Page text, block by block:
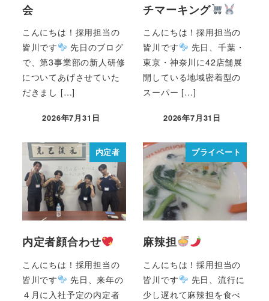
会
こんにちは！採用担当の
皆川です
先日のブログ
で、第3事業部の新人研修
についてあげさせていた
だきまし […]
2026年7月31日
チマーキング
こんにちは！採用担当の
皆川です
先日、千葉・
東京・神奈川に42店舗展
開している地域密着型の
スーパー […]
2026年7月31日
内定者
内定者顔合わせ
こんにちは！採用担当の
皆川です
先日、来年の
４月に入社予定の内定者
プライベート
麻辣担
こんにちは！採用担当の
皆川です
先日、流行に
少し遅れて麻辣担を食べ